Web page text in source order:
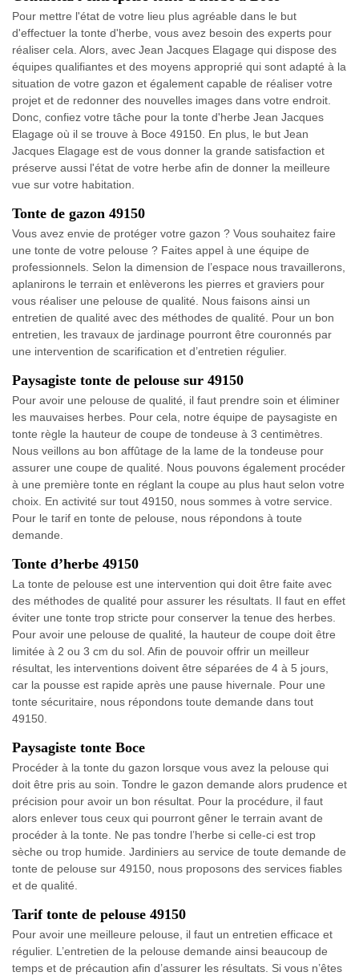
Pour mettre l'état de votre lieu plus agréable dans le but
d'effectuer la tonte d'herbe, vous avez besoin des experts pour
réaliser cela. Alors, avec Jean Jacques Elagage qui dispose des
équipes qualifiantes et des moyens approprié qui sont adapté à la
situation de votre gazon et également capable de réaliser votre
projet et de redonner des nouvelles images dans votre endroit.
Donc, confiez votre tâche pour la tonte d'herbe Jean Jacques
Elagage où il se trouve à Boce 49150. En plus, le but Jean
Jacques Elagage est de vous donner la grande satisfaction et
préserve aussi l'état de votre herbe afin de donner la meilleure
vue sur votre habitation.
Tonte de gazon 49150
Vous avez envie de protéger votre gazon ? Vous souhaitez faire
une tonte de votre pelouse ? Faites appel à une équipe de
professionnels. Selon la dimension de l’espace nous travaillerons,
aplanirons le terrain et enlèverons les pierres et graviers pour
vous réaliser une pelouse de qualité. Nous faisons ainsi un
entretien de qualité avec des méthodes de qualité. Pour un bon
entretien, les travaux de jardinage pourront être couronnés par
une intervention de scarification et d’entretien régulier.
Paysagiste tonte de pelouse sur 49150
Pour avoir une pelouse de qualité, il faut prendre soin et éliminer
les mauvaises herbes. Pour cela, notre équipe de paysagiste en
tonte règle la hauteur de coupe de tondeuse à 3 centimètres.
Nous veillons au bon affûtage de la lame de la tondeuse pour
assurer une coupe de qualité. Nous pouvons également procéder
à une première tonte en réglant la coupe au plus haut selon votre
choix. En activité sur tout 49150, nous sommes à votre service.
Pour le tarif en tonte de pelouse, nous répondons à toute
demande.
Tonte d’herbe 49150
La tonte de pelouse est une intervention qui doit être faite avec
des méthodes de qualité pour assurer les résultats. Il faut en effet
éviter une tonte trop stricte pour conserver la tenue des herbes.
Pour avoir une pelouse de qualité, la hauteur de coupe doit être
limitée à 2 ou 3 cm du sol. Afin de pouvoir offrir un meilleur
résultat, les interventions doivent être séparées de 4 à 5 jours,
car la pousse est rapide après une pause hivernale. Pour une
tonte sécuritaire, nous répondons toute demande dans tout
49150.
Paysagiste tonte Boce
Procéder à la tonte du gazon lorsque vous avez la pelouse qui
doit être pris au soin. Tondre le gazon demande alors prudence et
précision pour avoir un bon résultat. Pour la procédure, il faut
alors enlever tous ceux qui pourront gêner le terrain avant de
procéder à la tonte. Ne pas tondre l’herbe si celle-ci est trop
sèche ou trop humide. Jardiniers au service de toute demande de
tonte de pelouse sur 49150, nous proposons des services fiables
et de qualité.
Tarif tonte de pelouse 49150
Pour avoir une meilleure pelouse, il faut un entretien efficace et
régulier. L’entretien de la pelouse demande ainsi beaucoup de
temps et de précaution afin d’assurer les résultats. Si vous n’êtes